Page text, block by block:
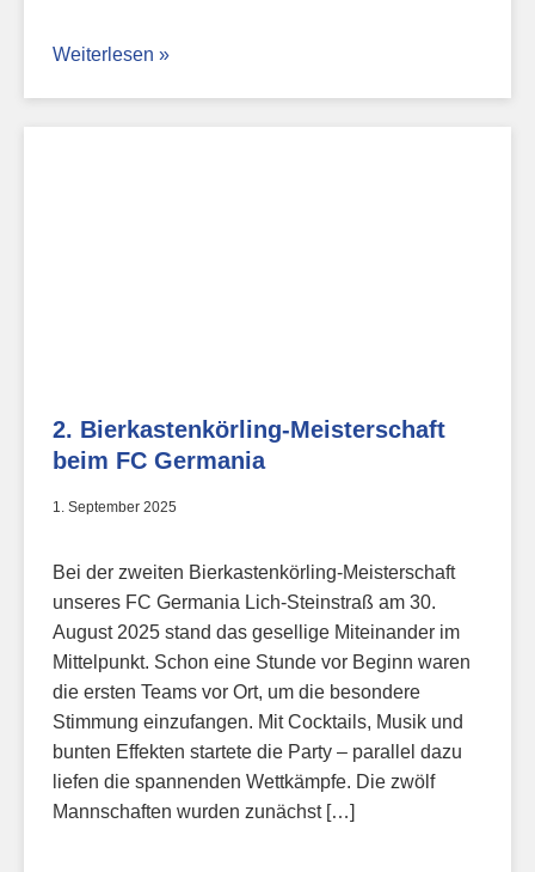
Weiterlesen »
2. Bierkastenkörling-Meisterschaft
beim FC Germania
1. September 2025
Bei der zweiten Bierkastenkörling-Meisterschaft
unseres FC Germania Lich-Steinstraß am 30.
August 2025 stand das gesellige Miteinander im
Mittelpunkt. Schon eine Stunde vor Beginn waren
die ersten Teams vor Ort, um die besondere
Stimmung einzufangen. Mit Cocktails, Musik und
bunten Effekten startete die Party – parallel dazu
liefen die spannenden Wettkämpfe. Die zwölf
Mannschaften wurden zunächst […]